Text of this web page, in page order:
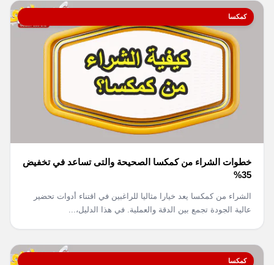
كمكسا
خطوات الشراء من كمكسا الصحيحة والتى تساعد في تخفيض
35%
الشراء من كمكسا يعد خيارا مثاليا للراغبين في اقتناء أدوات تحضير
عالية الجودة تجمع بين الدقة والعملية. في هذا الدليل،...
كمكسا